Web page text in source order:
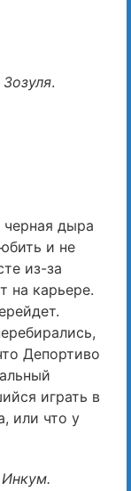
.
дыра
и не
из-за
на карьере.
Депортиво
играть в
или что у